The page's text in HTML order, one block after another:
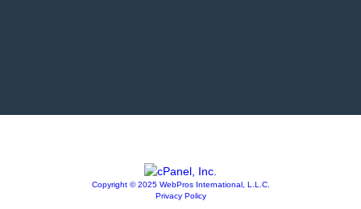
Copyright © 2025 WebPros International, L.L.C.
Privacy Policy